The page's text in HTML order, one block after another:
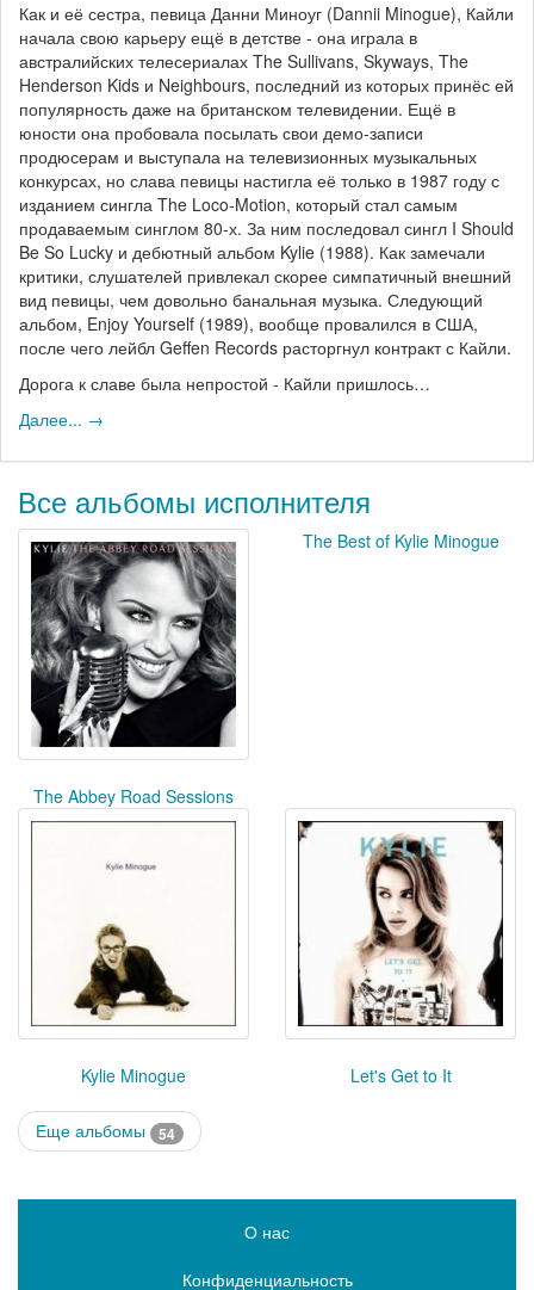
Как и её сестра, певица Данни Миноуг (Dannii Minogue), Кайли
начала свою карьеру ещё в детстве - она играла в
австралийских телесериалах The Sullivans, Skyways, The
Henderson Kids и Neighbours, последний из которых принёс ей
популярность даже на британском телевидении. Ещё в
юности она пробовала посылать свои демо-записи
продюсерам и выступала на телевизионных музыкальных
конкурсах, но слава певицы настигла её только в 1987 году с
изданием сингла The Loco-Motion, который стал самым
продаваемым синглом 80-х. За ним последовал сингл I Should
Be So Lucky и дебютный альбом Kylie (1988). Как замечали
критики, слушателей привлекал скорее симпатичный внешний
вид певицы, чем довольно банальная музыка. Следующий
альбом, Enjoy Yourself (1989), вообще провалился в США,
после чего лейбл Geffen Records расторгнул контракт с Кайли.
Дорога к славе была непростой - Кайли пришлось…
Далее... →
Все альбомы исполнителя
The Abbey Road Sessions
The Best of Kylie Minogue
Kylie Minogue Let's Get to It
Еще альбомы 54
О нас
Конфиденциальность